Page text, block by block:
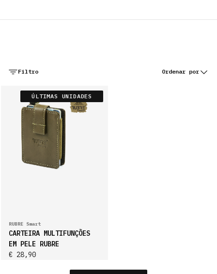
CARTERAS
PORTA TARJETAS
PRODUCTOS
Filtro Ordenar por
ÚLTIMAS UNIDADES
RUBRE Smart
CARTEIRA MULTIFUNÇÕES
EM PELE RUBRE
€ 28,90